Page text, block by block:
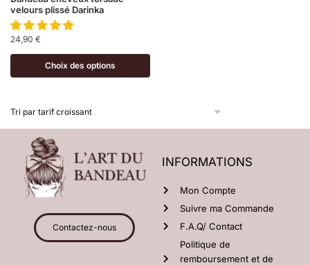
velours plissé Darinka
24,90 €
Choix des options
Contactez-nous
INFORMATIONS
Mon Compte
Suivre ma Commande
F.A.Q/ Contact
Politique de
remboursement et de